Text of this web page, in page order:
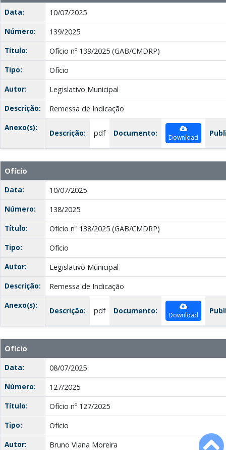
Data:
10/07/2025
Número:
139/2025
Título:
Ofício nº 139/2025 (GAB/CMDRP)
Tipo:
Ofício
Autor:
Legislativo Municipal
Descrição:
Remessa de Indicação
Anexo(s):
Descrição: pdf Documento: Download
Ofício
Data:
10/07/2025
Número:
138/2025
Título:
Ofício nº 138/2025 (GAB/CMDRP)
Tipo:
Ofício
Autor:
Legislativo Municipal
Descrição:
Remessa de Indicação
Anexo(s):
Descrição: pdf Documento: Download
Ofício
Data:
08/07/2025
Número:
127/2025
Título:
Ofício nº 127/2025
Tipo:
Ofício
Autor:
Bruno Viana Moreira